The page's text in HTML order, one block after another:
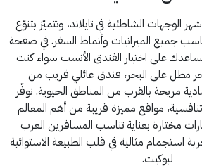
الوجهات الشاطئية في تايلاند، وتتميّز بتنوّع
جميع الميزانيات وأنماط السفر. في صفحة
على اختيار الفندق الأنسب سواء كنت
مطل على البحر، فندق عائلي قريب من
مريحة بالقرب من المناطق الحيوية. نوفّر
مواقع مميزة قريبة من أهم المعالم
مختارة بعناية تناسب المسافرين العرب
استجمام مثالية في قلب الطبيعة الاستوائية
لبوكيت.